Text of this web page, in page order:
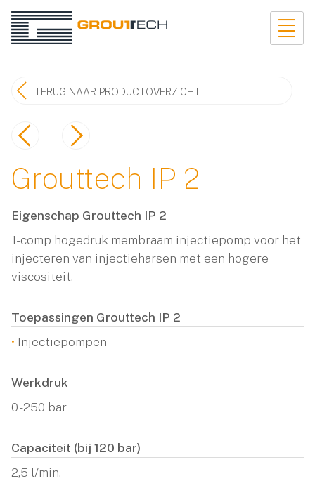
TERUG NAAR PRODUCTOVERZICHT
Grouttech IP 2
Eigenschap Grouttech IP 2
1-comp hogedruk membraam injectiepomp voor het
injecteren van injectieharsen met een hogere
viscositeit.
Toepassingen Grouttech IP 2
• Injectiepompen
Werkdruk
0 - 250 bar
Capaciteit (bij 120 bar)
2,5 l/min.